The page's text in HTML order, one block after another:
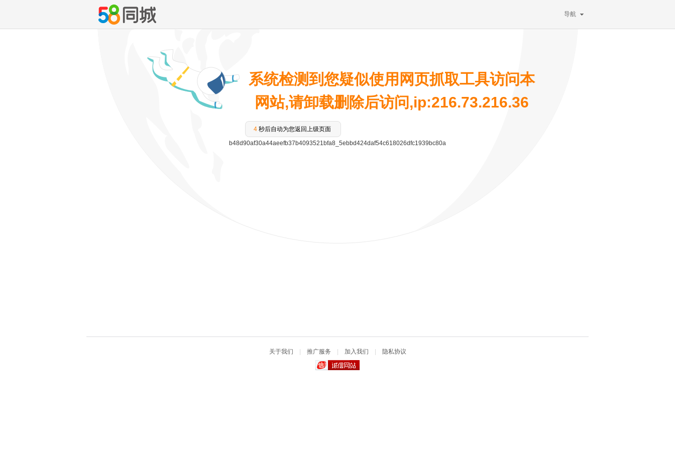
导航
系统检测到您疑似使用网页抓取工具访问本
网站,请卸载删除后访问,ip:216.73.216.36
3 秒后自动为您返回上级页面
b48d90af30a44aeefb37b4093521bfa8_5ebbd424daf54c618026dfc1939bc80a
关于我们 推广服务 加入我们 隐私协议